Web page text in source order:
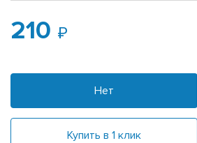
210
Нет
Купить в 1 клик